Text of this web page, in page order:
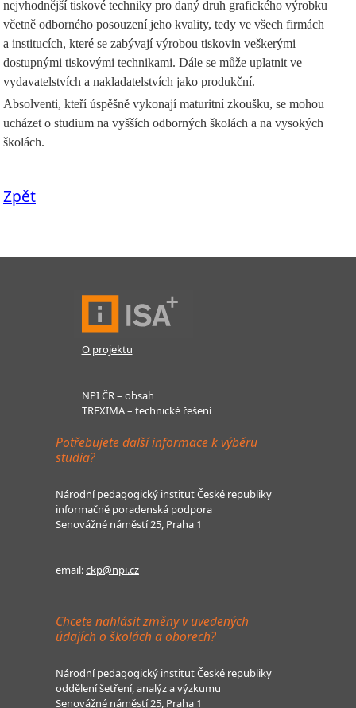
nejvhodnější tiskové techniky pro daný druh grafického výrobku
včetně odborného posouzení jeho kvality, tedy ve všech firmách
a institucích, které se zabývají výrobou tiskovin veškerými
dostupnými tiskovými technikami. Dále se může uplatnit ve
vydavatelstvích a nakladatelstvích jako produkční.
Absolventi, kteří úspěšně vykonají maturitní zkoušku, se mohou
ucházet o studium na vyšších odborných školách a na vysokých
školách.
Zpět
O projektu
NPI ČR – obsah
TREXIMA – technické řešení
Potřebujete další informace k výběru
studia?
Národní pedagogický institut České republiky
informačně poradenská podpora
Senovážné náměstí 25, Praha 1
email:ckp@npi.cz
Chcete nahlásit změny v uvedených
údajích o školách a oborech?
Národní pedagogický institut České republiky
oddělení šetření, analýz a výzkumu
Senovážné náměstí 25, Praha 1